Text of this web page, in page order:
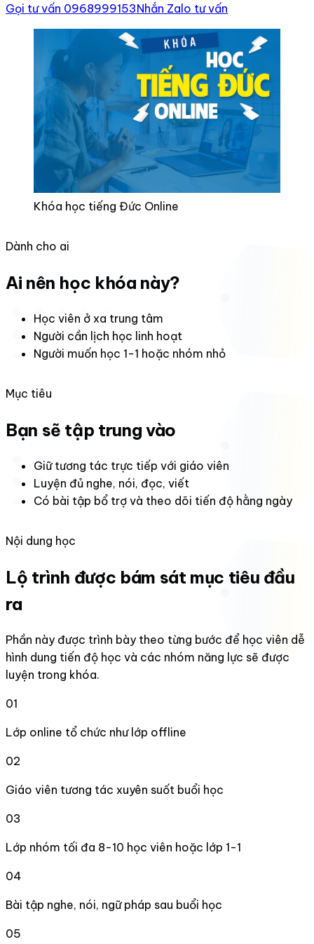
Gọi tư vấn 0968999153Nhắn Zalo tư vấn
Khóa học tiếng Đức Online
Dành cho ai
Ai nên học khóa này?
Học viên ở xa trung tâm
Người cần lịch học linh hoạt
Người muốn học 1-1 hoặc nhóm nhỏ
Mục tiêu
Bạn sẽ tập trung vào
Giữ tương tác trực tiếp với giáo viên
Luyện đủ nghe, nói, đọc, viết
Có bài tập bổ trợ và theo dõi tiến độ hằng ngày
Nội dung học
Lộ trình được bám sát mục tiêu đầu
ra
Phần này được trình bày theo từng bước để học viên dễ
hình dung tiến độ học và các nhóm năng lực sẽ được
luyện trong khóa.
01
Lớp online tổ chức như lớp offline
02
Giáo viên tương tác xuyên suốt buổi học
03
Lớp nhóm tối đa 8-10 học viên hoặc lớp 1-1
04
Bài tập nghe, nói, ngữ pháp sau buổi học
05